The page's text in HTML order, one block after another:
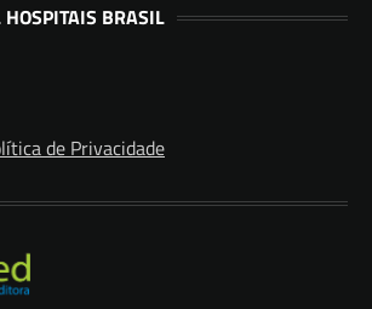
HOSPITAIS BRASIL
de Privacidade